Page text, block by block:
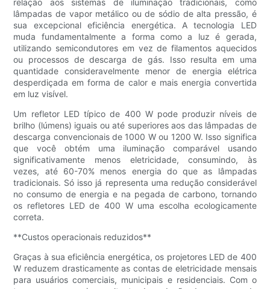
lâmpadas de vapor metálico ou de sódio de alta pressão, é
sua excepcional eficiência energética. A tecnologia LED
muda fundamentalmente a forma como a luz é gerada,
utilizando semicondutores em vez de filamentos aquecidos
ou processos de descarga de gás. Isso resulta em uma
quantidade consideravelmente menor de energia elétrica
desperdiçada em forma de calor e mais energia convertida
em luz visível.
Um refletor LED típico de 400 W pode produzir níveis de
brilho (lúmens) iguais ou até superiores aos das lâmpadas de
descarga convencionais de 1000 W ou 1200 W. Isso significa
que você obtém uma iluminação comparável usando
significativamente menos eletricidade, consumindo, às
vezes, até 60-70% menos energia do que as lâmpadas
tradicionais. Só isso já representa uma redução considerável
no consumo de energia e na pegada de carbono, tornando
os refletores LED de 400 W uma escolha ecologicamente
correta.
**Custos operacionais reduzidos**
Graças à sua eficiência energética, os projetores LED de 400
W reduzem drasticamente as contas de eletricidade mensais
para usuários comerciais, municipais e residenciais. Com o